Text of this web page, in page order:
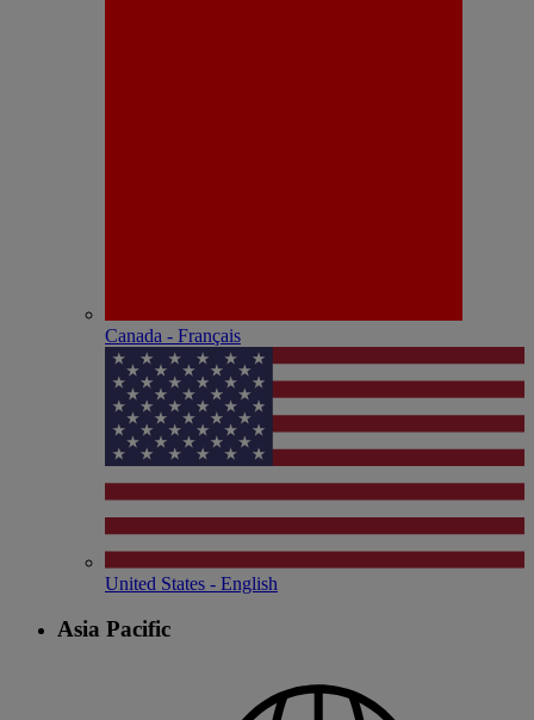
Canada - Français
United States - English
Asia Pacific